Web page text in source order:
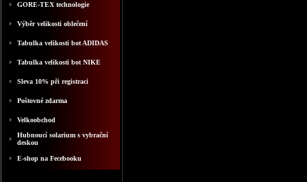
GORE-TEX technologie
Výběr velikosti oblečení
Tabulka velikosti bot ADIDAS
Tabulka velikosti bot NIKE
Sleva 10% při registraci
Poštovné zdarma
Velkoobchod
Hubnoucí solarium s vybrační
deskou
E-shop na Fecebooku